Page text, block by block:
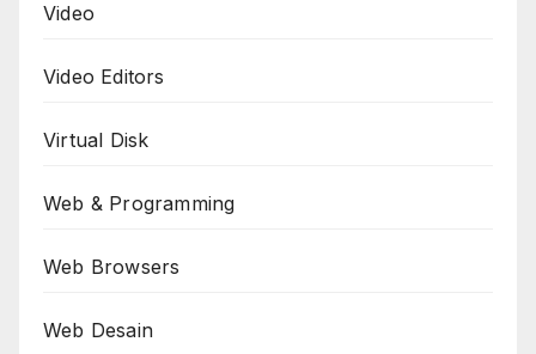
Video
Video Editors
Virtual Disk
Web & Programming
Web Browsers
Web Desain